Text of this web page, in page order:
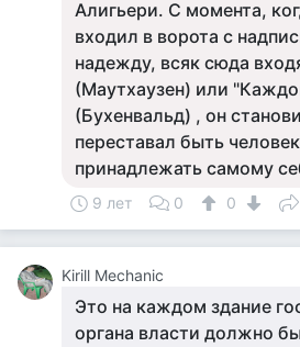
Алигьери. С момента,
входил в ворота с
надежду, всяк сюда
(Маутхаузен) или
(Бухенвальд) , он
переставал быть
принадлежать самому
9 лет 0 0
Kirill Mechanic
Это на каждом здание
органа власти должно